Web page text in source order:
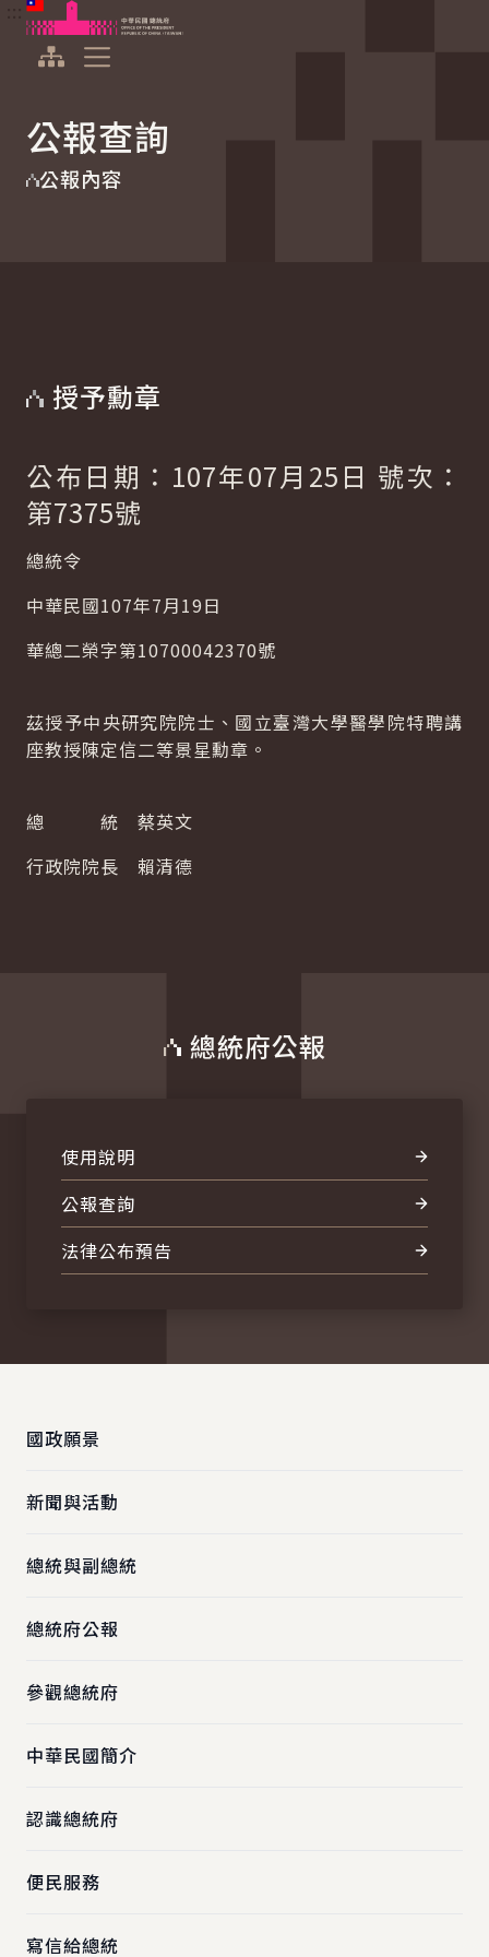
跳到主要內容
中華民國總統府
公報查詢
公報內容
授予勳章
公布日期：107年07月25日 號次：
第7375號
總統令
中華民國107年7月19日
華總二榮字第10700042370號
茲授予中央研究院院士、國立臺灣大學醫學院特聘講
座教授陳定信二等景星勳章。
總 統 蔡英文
行政院院長 賴清德
總統府公報
使用說明
公報查詢
法律公布預告
國政願景
新聞與活動
總統與副總統
總統府公報
參觀總統府
中華民國簡介
認識總統府
便民服務
寫信給總統